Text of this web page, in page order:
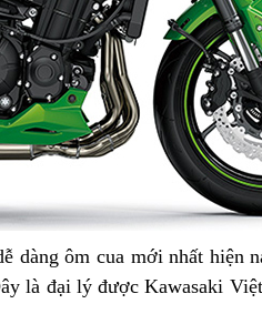
dàng ôm cua mới nhất hiện
là đại lýcua
được Kawasaki